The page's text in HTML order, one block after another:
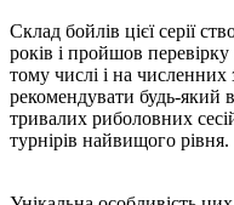
Склад бойлiв цієї серії
років і пройшов
тому числі і на
рекомендувати будь-який
тривалих риболовних
турнірів найвищого рівня.